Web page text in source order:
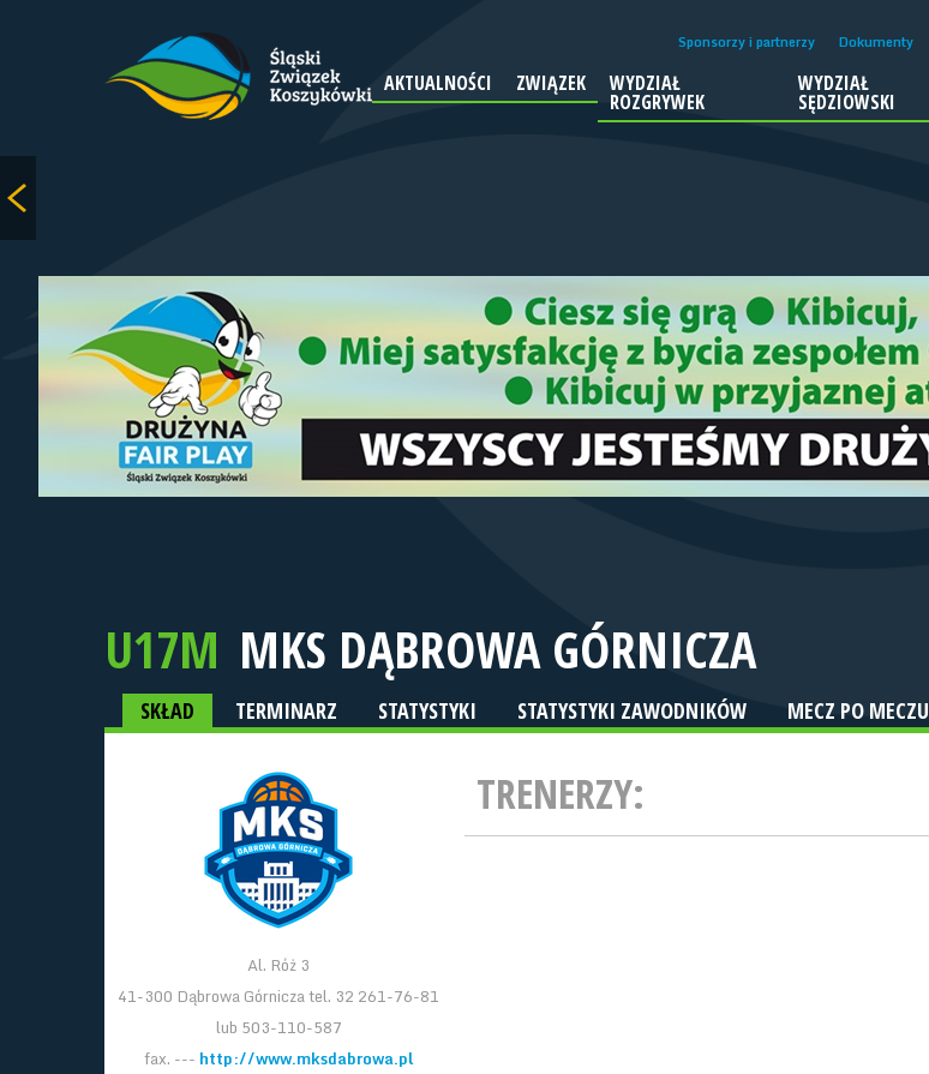
Sponsorzy i partnerzy Dokumenty
AKTUALNOŚCI ZWIĄZEK WYDZIAŁ
ROZGRYWEK
WYDZIAŁ
SĘDZIOWSKI
U17M MKS DĄBROWA GÓRNICZA
SKŁAD TERMINARZ STATYSTYKI STATYSTYKI ZAWODNIKÓW MECZ PO MECZU
Al. Róż 3
41-300 Dąbrowa Górnicza tel. 32 261-76-81
lub 503-110-587
fax. --- http://www.mksdabrowa.pl
TRENERZY: